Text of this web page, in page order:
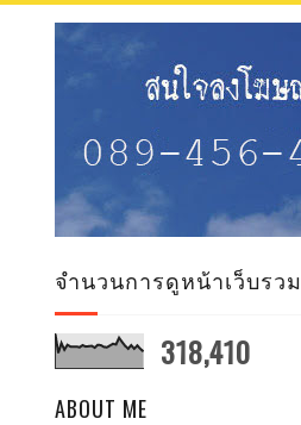
จำนวนการดูหน้าเว็บรวม
318,410
ABOUT ME